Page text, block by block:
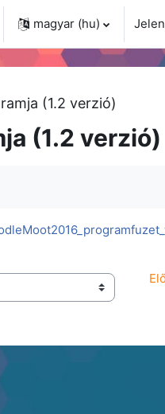
bemeneti adatok
magyar ‎(hu)‎
(1.2 verzió)
(1.2 verzió)